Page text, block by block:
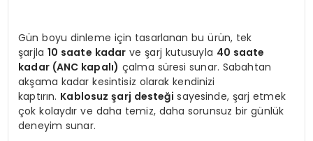
Gün boyu dinleme için tasarlanan bu ürün, tek
şarjla 10 saate kadar ve şarj kutusuyla 40 saate
kadar (ANC kapalı) çalma süresi sunar. Sabahtan
akşama kadar kesintisiz olarak kendinizi
kaptırın. Kablosuz şarj desteği sayesinde, şarj etmek
çok kolaydır ve daha temiz, daha sorunsuz bir günlük
deneyim sunar.